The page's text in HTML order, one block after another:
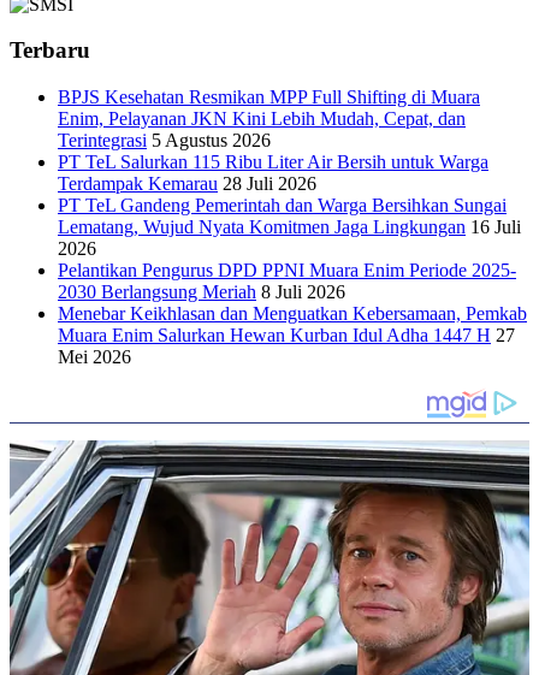
Terbaru
BPJS Kesehatan Resmikan MPP Full Shifting di Muara
Enim, Pelayanan JKN Kini Lebih Mudah, Cepat, dan
Terintegrasi 5 Agustus 2026
PT TeL Salurkan 115 Ribu Liter Air Bersih untuk Warga
Terdampak Kemarau 28 Juli 2026
PT TeL Gandeng Pemerintah dan Warga Bersihkan Sungai
Lematang, Wujud Nyata Komitmen Jaga Lingkungan 16 Juli
2026
Pelantikan Pengurus DPD PPNI Muara Enim Periode 2025-
2030 Berlangsung Meriah 8 Juli 2026
Menebar Keikhlasan dan Menguatkan Kebersamaan, Pemkab
Muara Enim Salurkan Hewan Kurban Idul Adha 1447 H 27
Mei 2026